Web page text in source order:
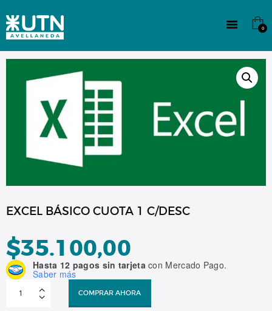
0
CULTURA
SEDE G. PANE (MITRE)
DOMÍNICO
CONTACTO
EXCEL BÁSICO CUOTA 1 C/DESC
$35.100,00
Hasta 12 pagos sin tarjeta con Mercado Pago.
Saber más
BÁSICO
CUOTA
COMPRAR AHORA